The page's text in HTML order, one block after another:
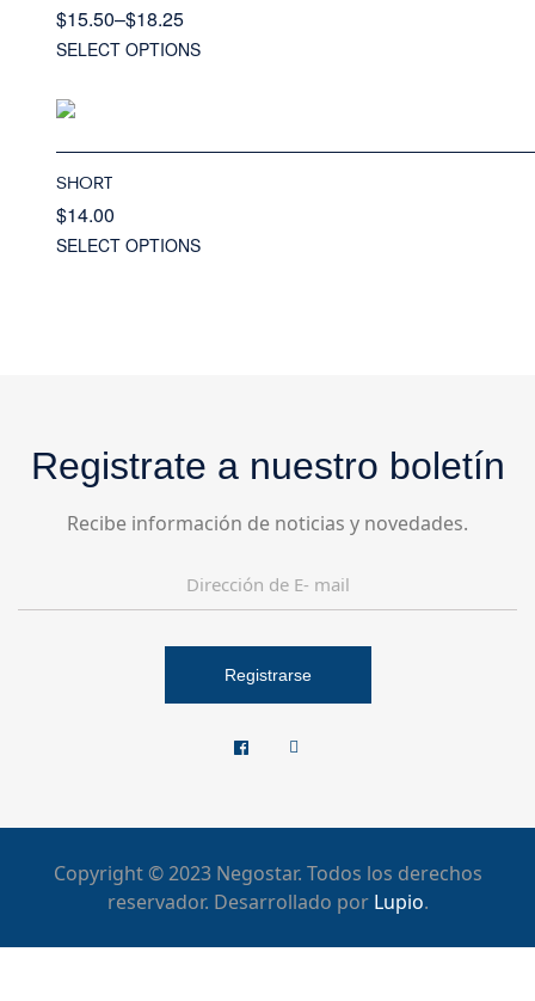
$15.50–$18.25
SELECT OPTIONS
SHORT
$14.00
SELECT OPTIONS
Registrate a nuestro boletín
Recibe información de noticias y novedades.
Registrarse
Copyright © 2023 Negostar. Todos los derechos
reservador. Desarrollado por Lupio.